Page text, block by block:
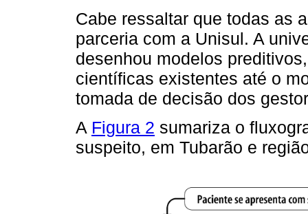
Cabe ressaltar que todas as
parceria com a Unisul. A
desenhou modelos
científicas existentes até o
tomada de decisão dos
A Figura 2 sumariza o
suspeito, em Tubarão e